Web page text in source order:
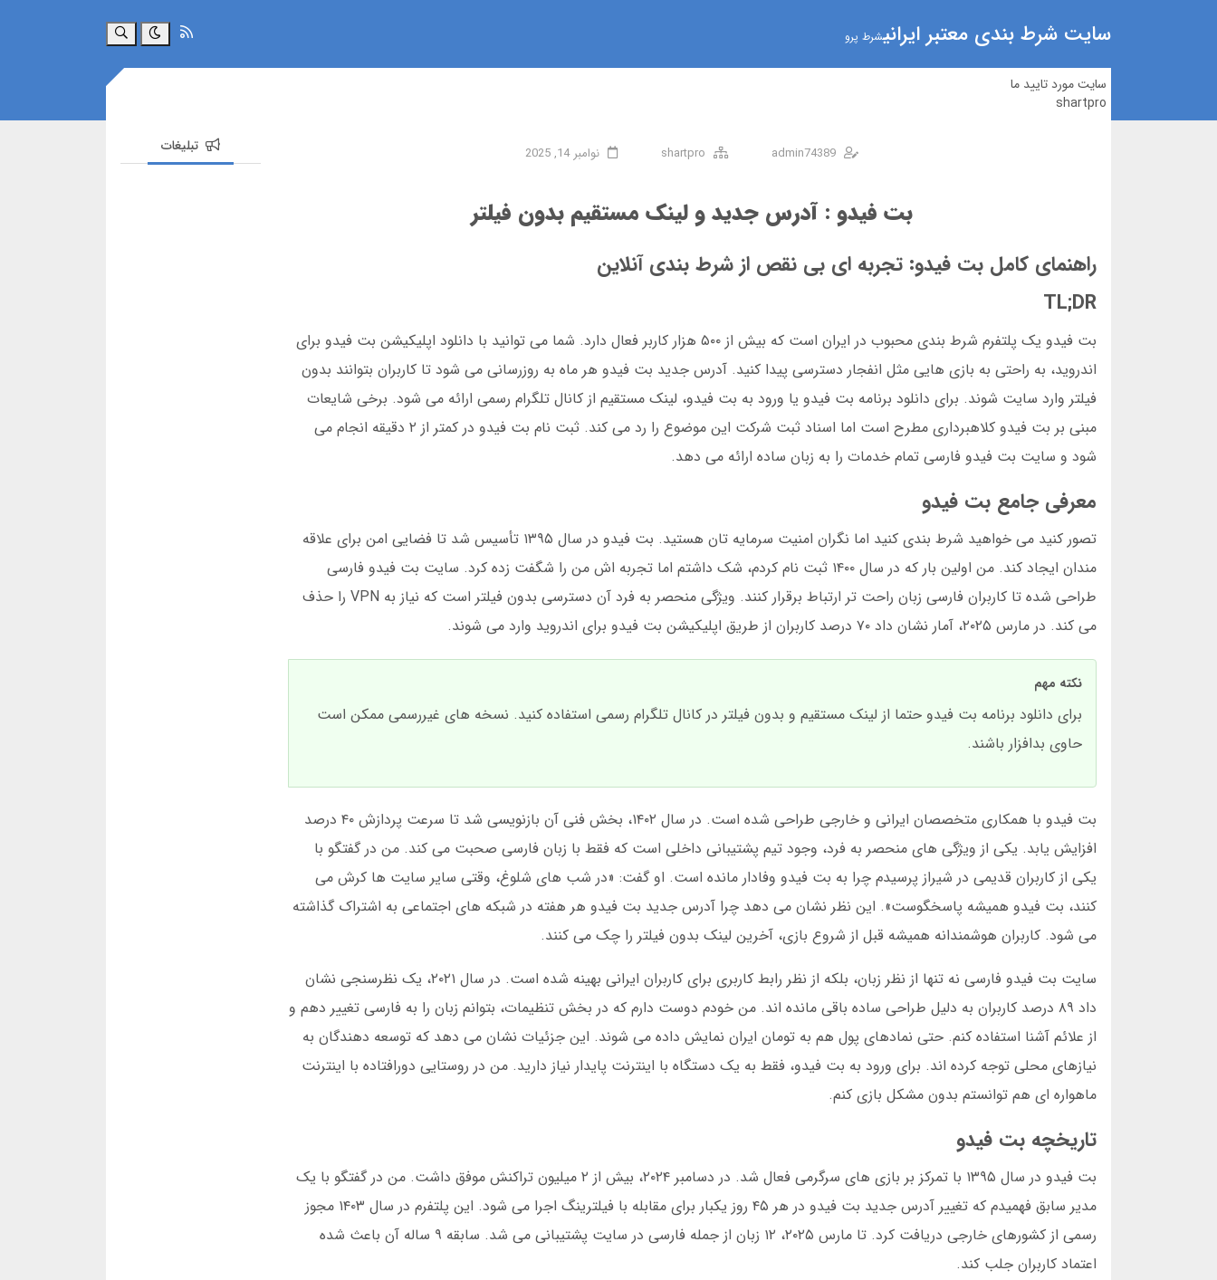
سایت شرط بندی معتبر ایرانیشرط پرو جستجو
سایت مورد تایید ما
shartpro
admin74389
shartpro نوامبر 14, 2025
بت فیدو : آدرس جدید و لینک مستقیم بدون فیلتر
راهنمای کامل بت فیدو: تجربه ای بی نقص از شرط بندی آنلاین
TL;DR
بت فیدو یک پلتفرم شرط بندی محبوب در ایران است که بیش از ۵۰۰ هزار کاربر فعال دارد. شما می توانید با دانلود اپلیکیشن بت فیدو برای
اندروید، به راحتی به بازی هایی مثل انفجار دسترسی پیدا کنید. آدرس جدید بت فیدو هر ماه به روزرسانی می شود تا کاربران بتوانند بدون
فیلتر وارد سایت شوند. برای دانلود برنامه بت فیدو یا ورود به بت فیدو، لینک مستقیم از کانال تلگرام رسمی ارائه می شود. برخی شایعات
مبنی بر بت فیدو کلاهبرداری مطرح است اما اسناد ثبت شرکت این موضوع را رد می کند. ثبت نام بت فیدو در کمتر از ۲ دقیقه انجام می
شود و سایت بت فیدو فارسی تمام خدمات را به زبان ساده ارائه می دهد.
معرفی جامع بت فیدو
تصور کنید می خواهید شرط بندی کنید اما نگران امنیت سرمایه تان هستید. بت فیدو در سال ۱۳۹۵ تأسیس شد تا فضایی امن برای علاقه
مندان ایجاد کند. من اولین بار که در سال ۱۴۰۰ ثبت نام کردم، شک داشتم اما تجربه اش من را شگفت زده کرد. سایت بت فیدو فارسی
طراحی شده تا کاربران فارسی زبان راحت تر ارتباط برقرار کنند. ویژگی منحصر به فرد آن دسترسی بدون فیلتر است که نیاز به VPN را حذف
می کند. در مارس ۲۰۲۵، آمار نشان داد ۷۰ درصد کاربران از طریق اپلیکیشن بت فیدو برای اندروید وارد می شوند.
نکته مهم
برای دانلود برنامه بت فیدو حتما از لینک مستقیم و بدون فیلتر در کانال تلگرام رسمی استفاده کنید. نسخه های غیررسمی ممکن است
حاوی بدافزار باشند.
بت فیدو با همکاری متخصصان ایرانی و خارجی طراحی شده است. در سال ۱۴۰۲، بخش فنی آن بازنویسی شد تا سرعت پردازش ۴۰ درصد
افزایش یابد. یکی از ویژگی های منحصر به فرد، وجود تیم پشتیبانی داخلی است که فقط با زبان فارسی صحبت می کند. من در گفتگو با
یکی از کاربران قدیمی در شیراز پرسیدم چرا به بت فیدو وفادار مانده است. او گفت: «در شب های شلوغ، وقتی سایر سایت ها کرش می
کنند، بت فیدو همیشه پاسخگوست». این نظر نشان می دهد چرا آدرس جدید بت فیدو هر هفته در شبکه های اجتماعی به اشتراک گذاشته
می شود. کاربران هوشمندانه همیشه قبل از شروع بازی، آخرین لینک بدون فیلتر را چک می کنند.
سایت بت فیدو فارسی نه تنها از نظر زبان، بلکه از نظر رابط کاربری برای کاربران ایرانی بهینه شده است. در سال ۲۰۲۱، یک نظرسنجی نشان
داد ۸۹ درصد کاربران به دلیل طراحی ساده باقی مانده اند. من خودم دوست دارم که در بخش تنظیمات، بتوانم زبان را به فارسی تغییر دهم و
از علائم آشنا استفاده کنم. حتی نمادهای پول هم به تومان ایران نمایش داده می شوند. این جزئیات نشان می دهد که توسعه دهندگان به
نیازهای محلی توجه کرده اند. برای ورود به بت فیدو، فقط به یک دستگاه با اینترنت پایدار نیاز دارید. من در روستایی دورافتاده با اینترنت
ماهواره ای هم توانستم بدون مشکل بازی کنم.
تاریخچه بت فیدو
بت فیدو در سال ۱۳۹۵ با تمرکز بر بازی های سرگرمی فعال شد. در دسامبر ۲۰۲۴، بیش از ۲ میلیون تراکنش موفق داشت. من در گفتگو با یک
مدیر سابق فهمیدم که تغییر آدرس جدید بت فیدو در هر ۴۵ روز یکبار برای مقابله با فیلترینگ اجرا می شود. این پلتفرم در سال ۱۴۰۳ مجوز
رسمی از کشورهای خارجی دریافت کرد. تا مارس ۲۰۲۵، ۱۲ زبان از جمله فارسی در سایت پشتیبانی می شد. سابقه ۹ ساله آن باعث شده
اعتماد کاربران جلب کند.
تبلیغات